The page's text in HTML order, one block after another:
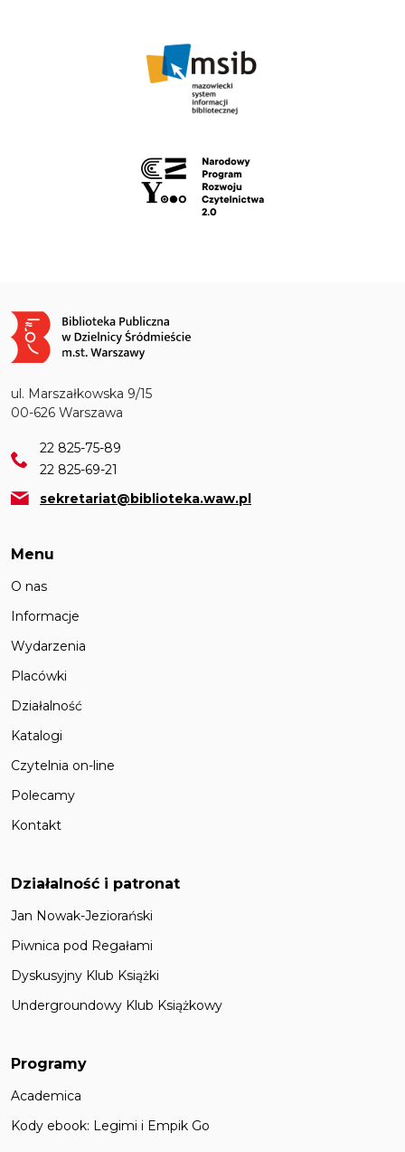
Obraz
ul. Marszałkowska 9/15
00-626 Warszawa
22 825-75-89
22 825-69-21
sekretariat@biblioteka.waw.pl
Menu
O nas
Informacje
Wydarzenia
Placówki
Działalność
Katalogi
Czytelnia on-line
Polecamy
Kontakt
Działalność i patronat
Jan Nowak-Jeziorański
Piwnica pod Regałami
Dyskusyjny Klub Książki
Undergroundowy Klub Książkowy
Programy
Academica
Kody ebook: Legimi i Empik Go